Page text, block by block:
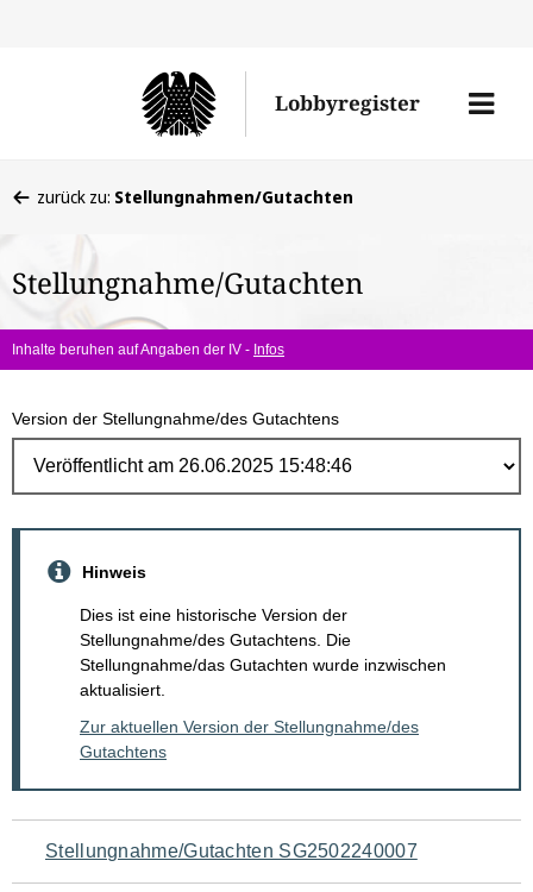
Lobbyregister
Menü
befinden
hier:
zurück zu: Stellungnahmen/Gutachten
Stellungnahme/Gutachten
Inhalte beruhen auf Angaben der IV - Infos
Version der Stellungnahme/des Gutachtens
Hinweis
Dies ist eine historische Version der
Stellungnahme/des Gutachtens. Die
Stellungnahme/das Gutachten wurde inzwischen
aktualisiert.
Zur aktuellen Version der Stellungnahme/des
Gutachtens
Navigation
Stellungnahme/Gutachten SG2502240007